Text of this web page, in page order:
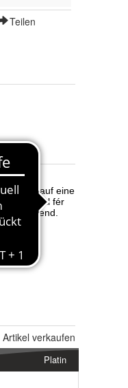
Teilen
Artikel verkaufen
Platin